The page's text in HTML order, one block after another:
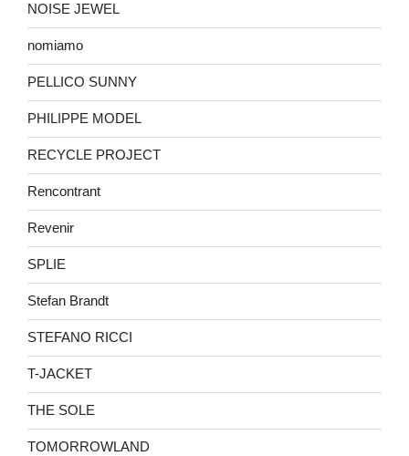
NOISE JEWEL
nomiamo
PELLICO SUNNY
PHILIPPE MODEL
RECYCLE PROJECT
Rencontrant
Revenir
SPLIE
Stefan Brandt
STEFANO RICCI
T-JACKET
THE SOLE
TOMORROWLAND